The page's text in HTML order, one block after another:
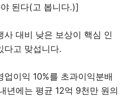
된다(고 봅니다.)]
사 대비 낮은 보상이 핵심 인
다고 맞섭니다.
업이익 10%를 초과이익분배
년에는 평균 12억 9천만 원의